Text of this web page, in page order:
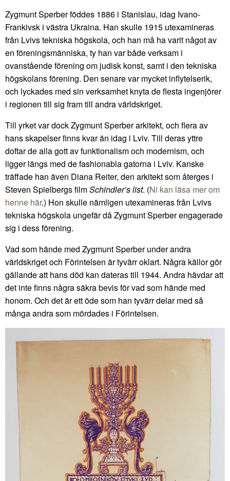
Zygmunt Sperber föddes 1886 i Stanislau, idag Ivano-
Frankivsk i västra Ukraina. Han skulle 1915 utexamineras
från Lvivs tekniska högskola, och han må ha varit något av
en föreningsmänniska, ty han var både verksam i
ovanstående förening om judisk konst, samt i den tekniska
högskolans förening. Den senare var mycket inflytelserik,
och lyckades med sin verksamhet knyta de flesta ingenjörer
i regionen till sig fram till andra världskriget.
Till yrket var dock Zygmunt Sperber arkitekt, och flera av
hans skapelser finns kvar än idag i Lviv. Till deras yttre
doftar de alla gott av funktionalism och modernism, och
ligger längs med de fashionabla gatorna i Lviv. Kanske
träffade han även Diana Reiter, den arkitekt som återges i
Steven Spielbergs filmSchindler’s list. (Ni kan läsa mer om
henne här.) Hon skulle nämligen utexamineras från Lvivs
tekniska högskola ungefär då Zygmunt Sperber engagerade
sig i dess förening.
Vad som hände med Zygmunt Sperber under andra
världskriget och Förintelsen är tyvärr oklart. Några källor gör
gällande att hans död kan dateras till 1944. Andra hävdar att
det inte finns några säkra bevis för vad som hände med
honom. Och det är ett öde som han tyvärr delar med så
många andra som mördades i Förintelsen.